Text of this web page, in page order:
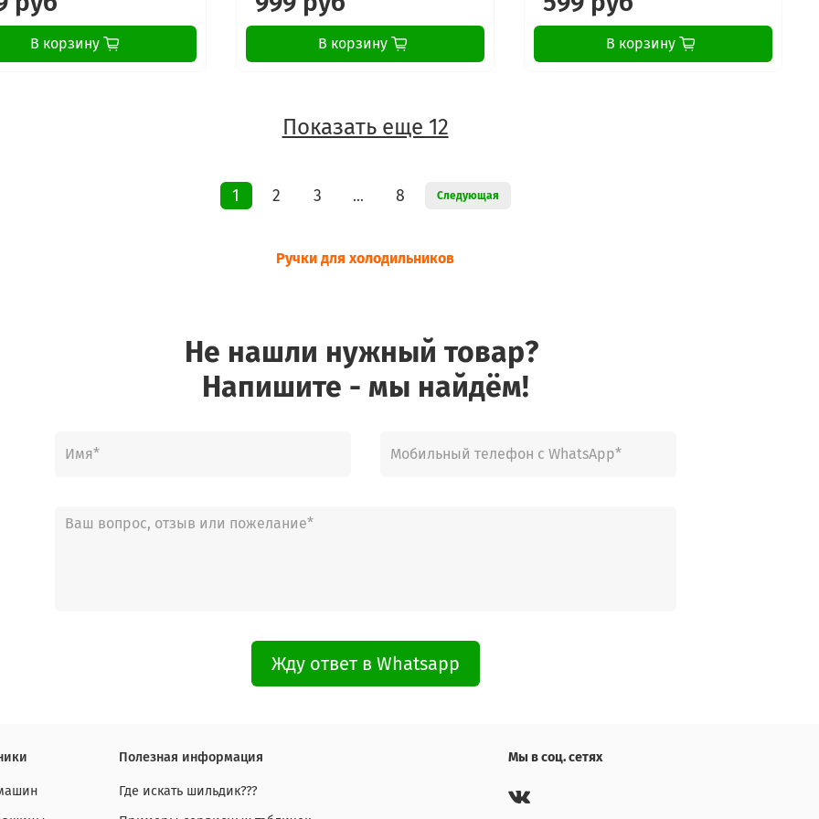
В корзину В корзину В корзину
Показать еще 12
1 2 3 … 8 Следующая
Ручки для холодильников
Не нашли нужный товар?
Напишите - мы найдём!
Жду ответ в Whatsapp
Полезная информация
Где искать шильдик???
Мы в соц. сетях